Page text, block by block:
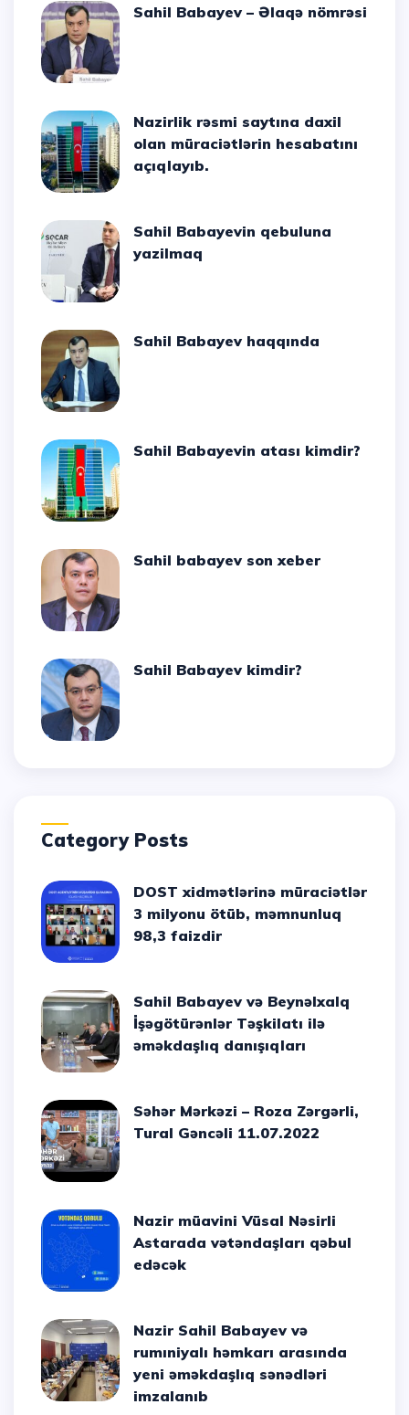
Sahil Babayev – Əlaqə nömrəsi
Nazirlik rəsmi saytına daxil
olan müraciətlərin hesabatını
açıqlayıb.
Sahil Babayevin qebuluna
yazilmaq
Sahil Babayev haqqında
Sahil Babayevin atası kimdir?
Sahil babayev son xeber
Sahil Babayev kimdir?
Category Posts
DOST xidmətlərinə müraciətlər
3 milyonu ötüb, məmnunluq
98,3 faizdir
Sahil Babayev və Beynəlxalq
İşəgötürənlər Təşkilatı ilə
əməkdaşlıq danışıqları
Səhər Mərkəzi – Roza Zərgərli,
Tural Gəncəli 11.07.2022
Nazir müavini Vüsal Nəsirli
Astarada vətəndaşları qəbul
edəcək
Nazir Sahil Babayev və
rumıniyalı həmkarı arasında
yeni əməkdaşlıq sənədləri
imzalanıb